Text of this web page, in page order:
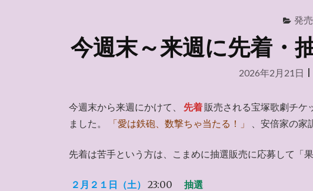
発
今週末～来週に先着・
2026年2月21日 |
今週末から来週にかけて、 先着 販売される宝塚歌劇チケ
ました。
「愛は鉄砲、数撃ちゃ当たる！」 、安倍家の家
先着は苦手という方は、こまめに抽選販売に応募して「
２月２１日（土） 23:00 抽選